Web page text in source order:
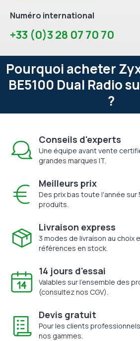
Numéro international
+33 (0)3 28 07 70 70
Pourquoi acheter
BE5100 Dual Radio
?
Conseils d'experts
Une équipe avant vente
grandes marques IT.
Meilleurs prix
Des prix bas toute l'année
produits.
Livraison express
3 modes de livraison au choix
références en stock.
14 jours d'essai
Valables sur l'ensemble des
(consultez nos CGV).
Devis gratuit
Pour les clients
nos gammes.